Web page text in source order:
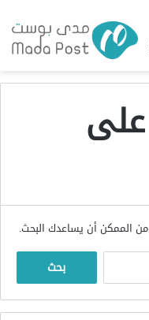
على
من الممكن أن يساعدك البحث.
البحث